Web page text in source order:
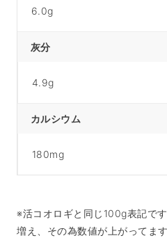
6.0g
灰分
4.9g
カルシウム
180mg
※活コオロギと同じ100g表記で
増え、その為数値が上がってます